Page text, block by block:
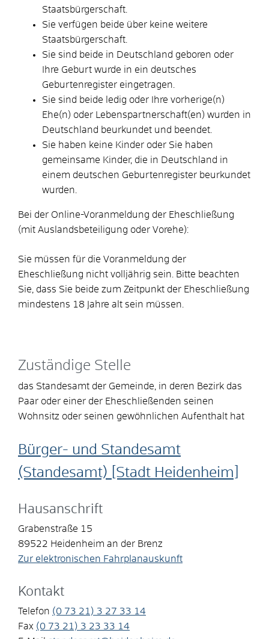
Staatsbürgerschaft.
Sie verfügen beide über keine weitere
Staatsbürgerschaft.
Sie sind beide in Deutschland geboren oder
Ihre Geburt wurde in ein deutsches
Geburtenregister eingetragen.
Sie sind beide ledig oder Ihre vorherige(n)
Ehe(n) oder Lebenspartnerschaft(en) wurden in
Deutschland beurkundet und beendet.
Sie haben keine Kinder oder Sie haben
gemeinsame Kinder, die in Deutschland in
einem deutschen Geburtenregister beurkundet
wurden.
Bei der Online-Voranmeldung der Eheschließung
(mit Auslandsbeteiligung oder Vorehe):
Sie müssen für die Voranmeldung der
Eheschließung nicht volljährig sein. Bitte beachten
Sie, dass Sie beide zum Zeitpunkt der Eheschließung
mindestens 18 Jahre alt sein müssen.
Zuständige Stelle
das Standesamt der Gemeinde, in deren Bezirk das
Paar oder einer der Eheschließenden seinen
Wohnsitz oder seinen gewöhnlichen Aufenthalt hat
Bürger- und Standesamt
(Standesamt) [Stadt Heidenheim]
Hausanschrift
Grabenstraße 15
89522 Heidenheim an der Brenz
Zur elektronischen Fahrplanauskunft
Kontakt
Telefon (0 73 21) 3 27 33 14
Fax (0 73 21) 3 23 33 14